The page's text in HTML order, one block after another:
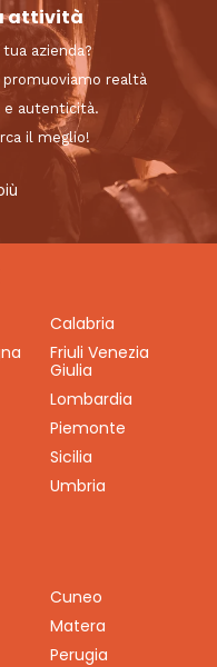
attività
azienda?
promuoviamo realtà
e autenticità.
il meglio!
Calabria
Friuli Venezia
Giulia
Lombardia
Piemonte
Sicilia
Umbria
Cuneo
Matera
Perugia